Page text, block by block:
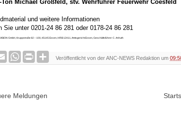
Ton Michael Großfeld, stv. Wehrführer Feuerwehr Coesfeld
und weitere Informationen
Sie unter 0201-24 86 281 oder 0178-24 86 281
GmbH, Kruppstraße 82 – 100, 45145 Essen, HRB 12411, Amtsgericht Essen, Geschäftsführer: C. Anhuth
m
W
h
A
F
r
Veröffentlicht von der ANC-NEWS Redaktion um
Meldungen